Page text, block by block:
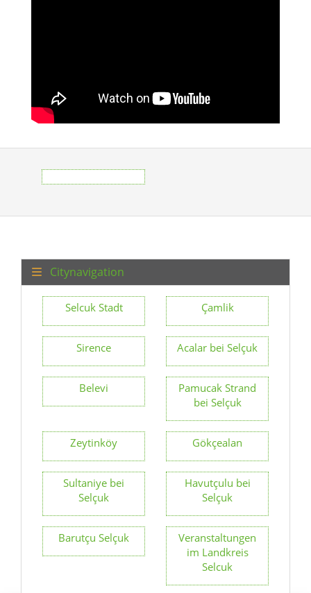
Citynavigation
Selcuk Stadt Çamlik
Sirence Acalar bei Selçuk
Belevi
Pamucak Strand
bei Selçuk
Zeytinköy Gökçealan
Sultaniye bei
Selçuk
Havutçulu bei
Selçuk
Barutçu Selçuk
Veranstaltungen
im Landkreis
Selcuk